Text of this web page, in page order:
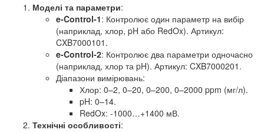
Моделі та параметри:
e-Control-1: Контролює один параметр на вибір
(наприклад, хлор, pH або RedOx). Артикул:
CXB7000101.
e-Control-2: Контролює два параметри одночасно
(наприклад, хлор та pH). Артикул: CXB7000201.
Діапазони вимірювань:
Хлор: 0–2, 0–20, 0–200, 0–2000 ppm (мг/л).
pH: 0–14.
RedOx: -1000…+1400 мВ.
Технічні особливості: